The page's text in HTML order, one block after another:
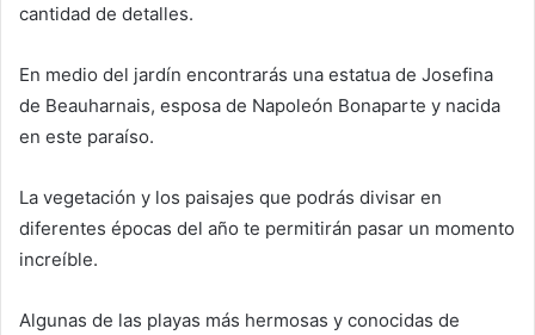
cantidad de detalles.
En medio del jardín encontrarás una estatua de Josefina
de Beauharnais, esposa de Napoleón Bonaparte y nacida
en este paraíso.
La vegetación y los paisajes que podrás divisar en
diferentes épocas del año te permitirán pasar un momento
increíble.
Algunas de las playas más hermosas y conocidas de